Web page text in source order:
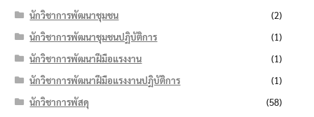
นักวิชาการพัฒนาชุมชน
(2)
นักวิชาการพัฒนาชุมชนปฏิบัติการ
(1)
นักวิชาการพัฒนาฝีมือแรงงาน
(1)
นักวิชาการพัฒนาฝีมือแรงงานปฏิบัติการ
(1)
นักวิชาการพัสดุ
(58)